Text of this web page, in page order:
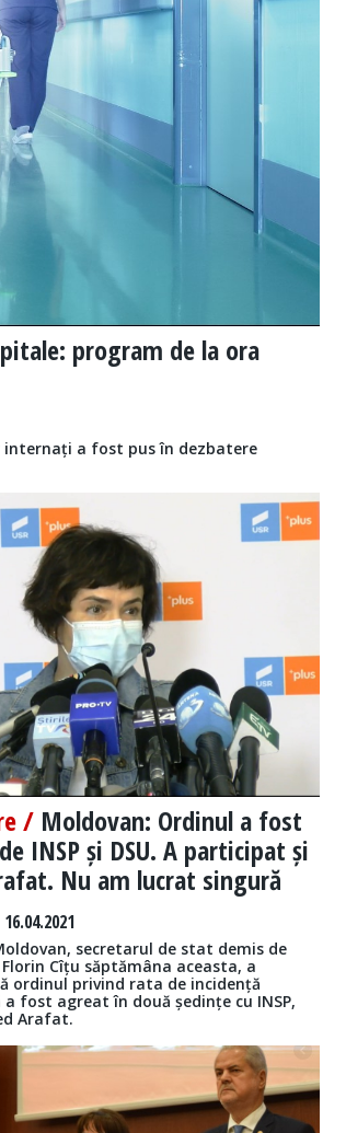
program de la ora
internați a fost pus în dezbatere
/ Moldovan: Ordinul a fost
INSP și DSU. A participat și
Nu am lucrat singură
secretarul de stat demis de
Cîțu săptămâna aceasta, a
ordinul privind rata de incidență
a fost agreat în două ședințe cu INSP,
Arafat.